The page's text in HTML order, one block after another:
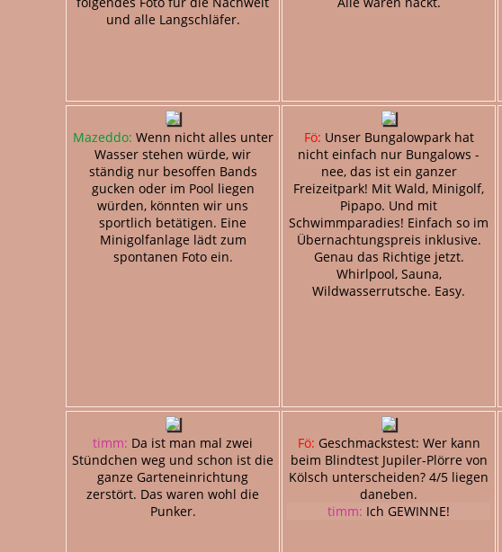
und alle Langschläfer.
Mazeddo: Wenn nicht alles unter
Wasser stehen würde, wir
ständig nur besoffen Bands
gucken oder im Pool liegen
würden, könnten wir uns
sportlich betätigen. Eine
Minigolfanlage lädt zum
spontanen Foto ein.
Fö: Unser Bungalowpark hat
nicht einfach nur Bungalows -
nee, das ist ein ganzer
Freizeitpark! Mit Wald, Minigolf,
Pipapo. Und mit
Schwimmparadies! Einfach so im
Übernachtungspreis inklusive.
Genau das Richtige jetzt.
Whirlpool, Sauna,
Wildwasserrutsche. Easy.
timm: Da ist man mal zwei
Stündchen weg und schon ist die
ganze Garteneinrichtung
zerstört. Das waren wohl die
Punker.
Fö: Geschmackstest: Wer kann
beim Blindtest Jupiler-Plörre von
Kölsch unterscheiden? 4/5 liegen
daneben.
timm: Ich GEWINNE!